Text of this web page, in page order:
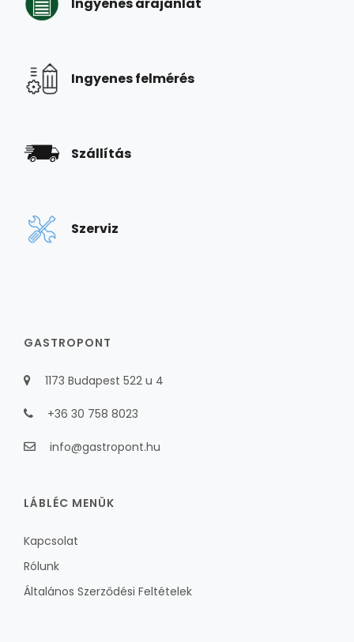
Ingyenes felmérés
Szállítás
Szerviz
GASTROPONT
1173 Budapest 522 u 4
+36 30 758 8023
info@gastropont.hu
LÁBLÉC MENÜK
Kapcsolat
Rólunk
Általános Szerződési Feltételek